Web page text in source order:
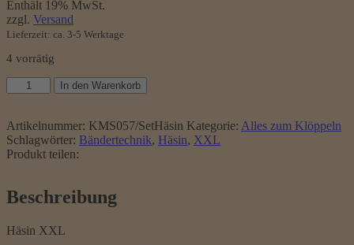
Enthält 19% MwSt.
zzgl. Versand
Lieferzeit: ca. 3-5 Werktage
4 vorrätig
Klöppelset
Häsin
Menge
In den Warenkorb
Artikelnummer: KMS057/SetHäsin Kategorie: Alles zum Klöppeln
Schlagwörter: Bändertechnik, Häsin, XXL
Produkt teilen:
Beschreibung
Häsin XXL